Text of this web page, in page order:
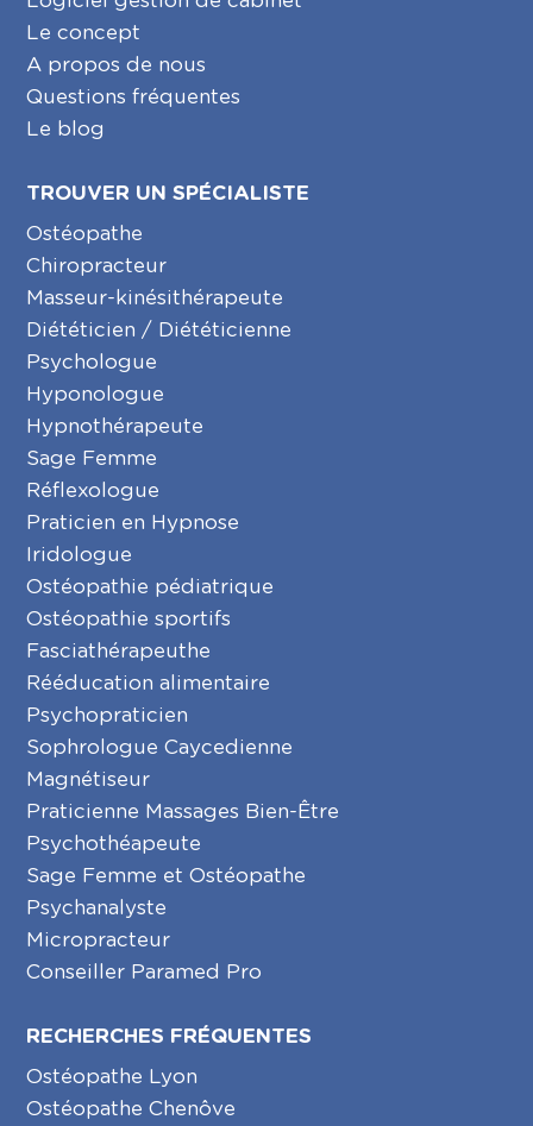
Le concept
A propos de nous
Questions fréquentes
Le blog
TROUVER UN SPÉCIALISTE
Ostéopathe
Chiropracteur
Masseur-kinésithérapeute
Diététicien / Diététicienne
Psychologue
Hyponologue
Hypnothérapeute
Sage Femme
Réflexologue
Praticien en Hypnose
Iridologue
Ostéopathie pédiatrique
Ostéopathie sportifs
Fasciathérapeuthe
Rééducation alimentaire
Psychopraticien
Sophrologue Caycedienne
Magnétiseur
Praticienne Massages Bien-Être
Psychothéapeute
Sage Femme et Ostéopathe
Psychanalyste
Micropracteur
Conseiller Paramed Pro
RECHERCHES FRÉQUENTES
Ostéopathe Lyon
Ostéopathe Chenôve